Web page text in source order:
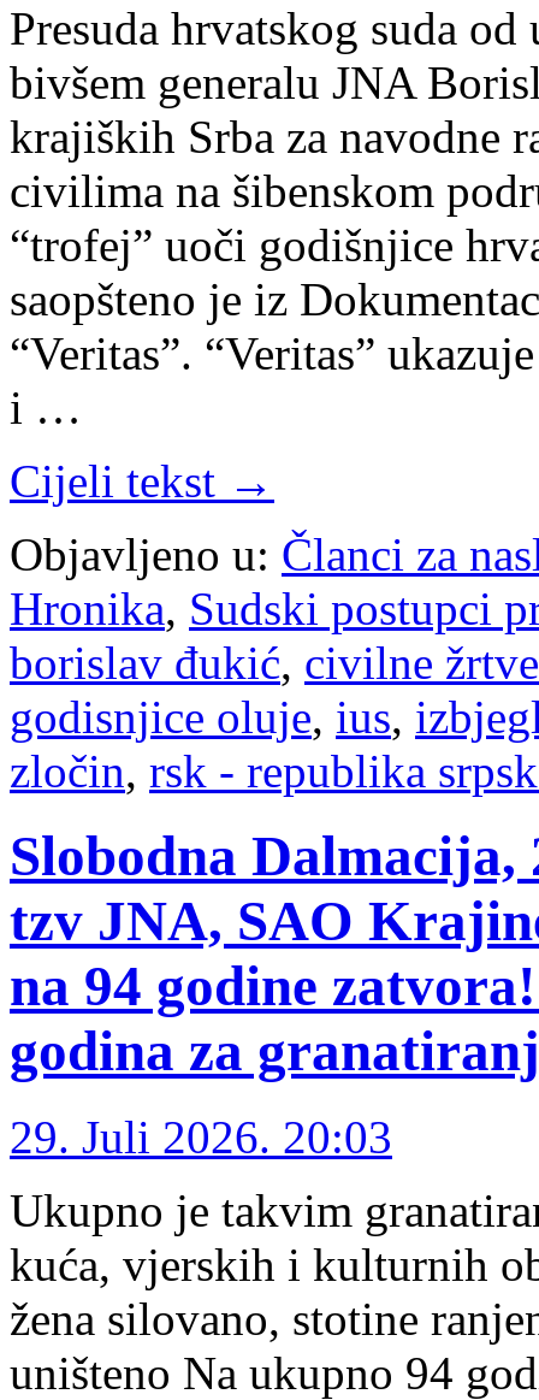
Presuda hrvatskog suda
bivšem generalu ЈNA
krajiških Srba za navodne
civilima na šibenskom
“trofej” uoči godišnjice
saopšteno je iz
“Veritas”. “Veritas”
i …
Cijeli tekst →
Objavljeno u: Članci za
Hronika, Sudski postupci
borislav đukić, civilne žrtve
godisnjice oluje, ius,
zločin, rsk - republika
Slobodna Dalmacija,
tzv JNA, SAO
na 94 godine
godina za
29. Juli 2026. 20:03
Ukupno je takvim
kuća, vjerskih i kulturnih
žena silovano, stotine
uništeno Na ukupno 94